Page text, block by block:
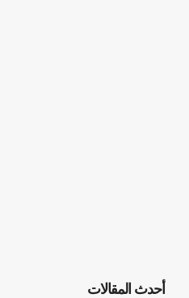
أحدث المقالات